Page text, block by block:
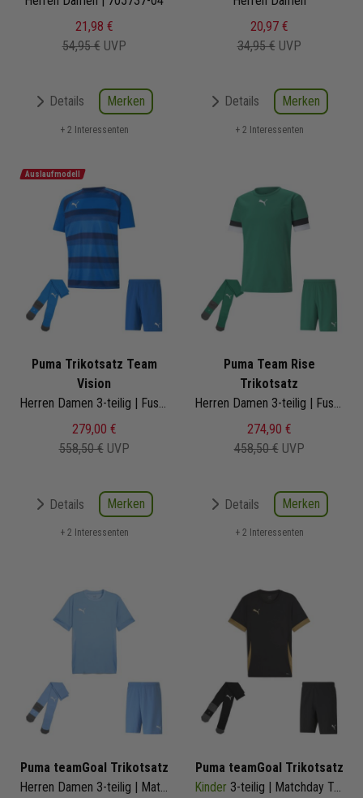
21,98 €
54,95 € UVP
Details Merken
+ 2 Interessenten
20,97 €
34,95 € UVP
Details Merken
+ 2 Interessenten
Auslaufmodell
Puma Trikotsatz Team
Vision
Herren Damen 3-teilig | Fussball Trikot Fussballshort Core Sockenstutzen | 704921-02 | Fussball Trikot Set
279,00 €
558,50 € UVP
Details Merken
+ 2 Interessenten
Puma Team Rise
Trikotsatz
Herren Damen 3-teilig | Fussball Trikot Fussballshort Core Sockenstutzen | Fussball Trikot Set
274,90 €
458,50 € UVP
Details Merken
+ 2 Interessenten
Puma teamGoal Trikotsatz
Herren Damen 3-teilig | Matchday Trikot Fussballshort Core Sockenstutzen | Fussball Trikot Set
Puma teamGoal Trikotsatz
Kinder 3-teilig | Matchday Trikot Fussballshort Core Sockenstutzen | Fussball Trikot Set